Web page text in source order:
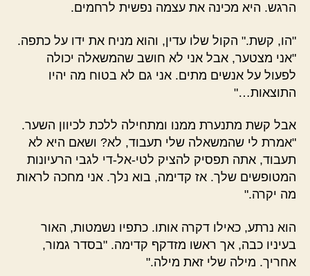
הרגש. היא מכינה את עצמה נפשית לרחמים.
"הו, קשת." הקול שלו עדין, והוא מניח את ידו על כתפה.
"אני מצטער, אבל אני לא חושב שהמשאלה יכולה
לפעול על אנשים מתים. אני גם לא בטוח מה יהיו
התוצאות…"
אבל קשת מתנערת ממנו ומתחילה ללכת לכיוון השער.
"אמרת לי שהמשאלה שלי תעבוד, לא? ושאם היא לא
תעבוד, אתה תפסיק להציק לטי-אל-די לגבי הרעיונות
המטופשים שלך. אז קדימה, בוא נלך. אני מחכה לראות
מה יקרה."
הוא נרתע, כאילו דקרה אותו. כתפיו נשמטות, האור
בעיניו כבה, אך ראשו מזדקף קדימה. "בסדר גמור,
אחריך. מילה שלי זאת מילה."